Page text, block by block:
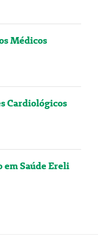
Médicos
Cardiológicos
em Saúde Ereli